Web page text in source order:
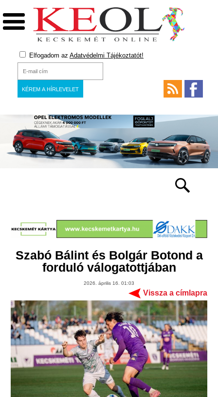
Elfogadom az Adatvédelmi Tájékoztatót!
Szabó Bálint és Bolgár Botond a
forduló válogatottjában
2026. április 16. 01:03
Vissza a címlapra